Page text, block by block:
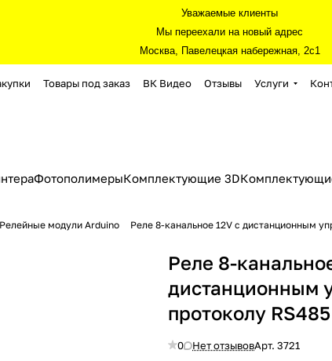
Уважаемые клиенты
Мы переехали на новый адрес
Москва, Павелецкая набережная, 2с1
Товары под заказ ВК Видео Отзывы Услуги
ФотополимерыКомплектующие 3D
Релейные модули Arduino Реле 8-канальное 12V с дистанционным
Реле 8-
дистанционным
протоколу RS485
0 Нет отзывовАрт.3721